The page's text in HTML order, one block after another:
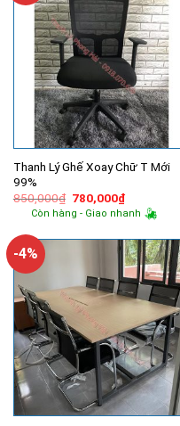
Thanh Lý Ghế Xoay Chữ T Mới
99%
850,000₫ Giá
gốc
là:
780,000₫Giá
hiện
tại
780,000₫.
Còn hàng - Giao nhanh
-4%